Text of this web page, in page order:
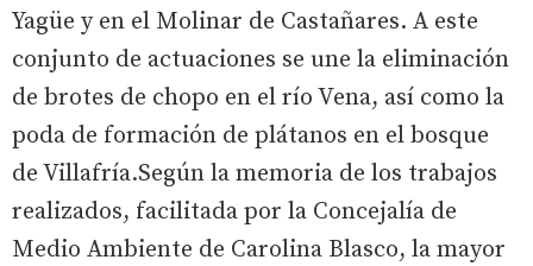
Yagüe y en el Molinar de Castañares. A este
conjunto de actuaciones se une la eliminación
de brotes de chopo en el río Vena, así como la
poda de formación de plátanos en el bosque
de Villafría.Según la memoria de los trabajos
realizados, facilitada por la Concejalía de
Medio Ambiente de Carolina Blasco, la mayor